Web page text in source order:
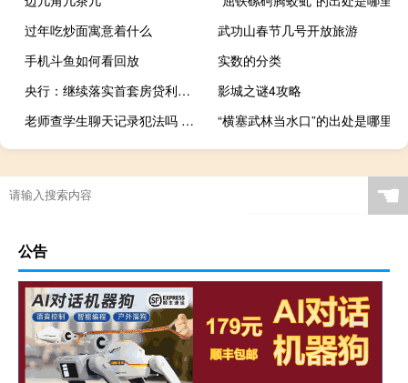
过年吃炒面寓意着什么
武功山春节几号开放旅游
手机斗鱼如何看回放
实数的分类
央行：继续落实首套房贷利率政策动态调整机制
影城之谜4攻略
老师查学生聊天记录犯法吗 老师的聊天记录曝光
“横塞武林当水口”的出处是哪里
☚
公告